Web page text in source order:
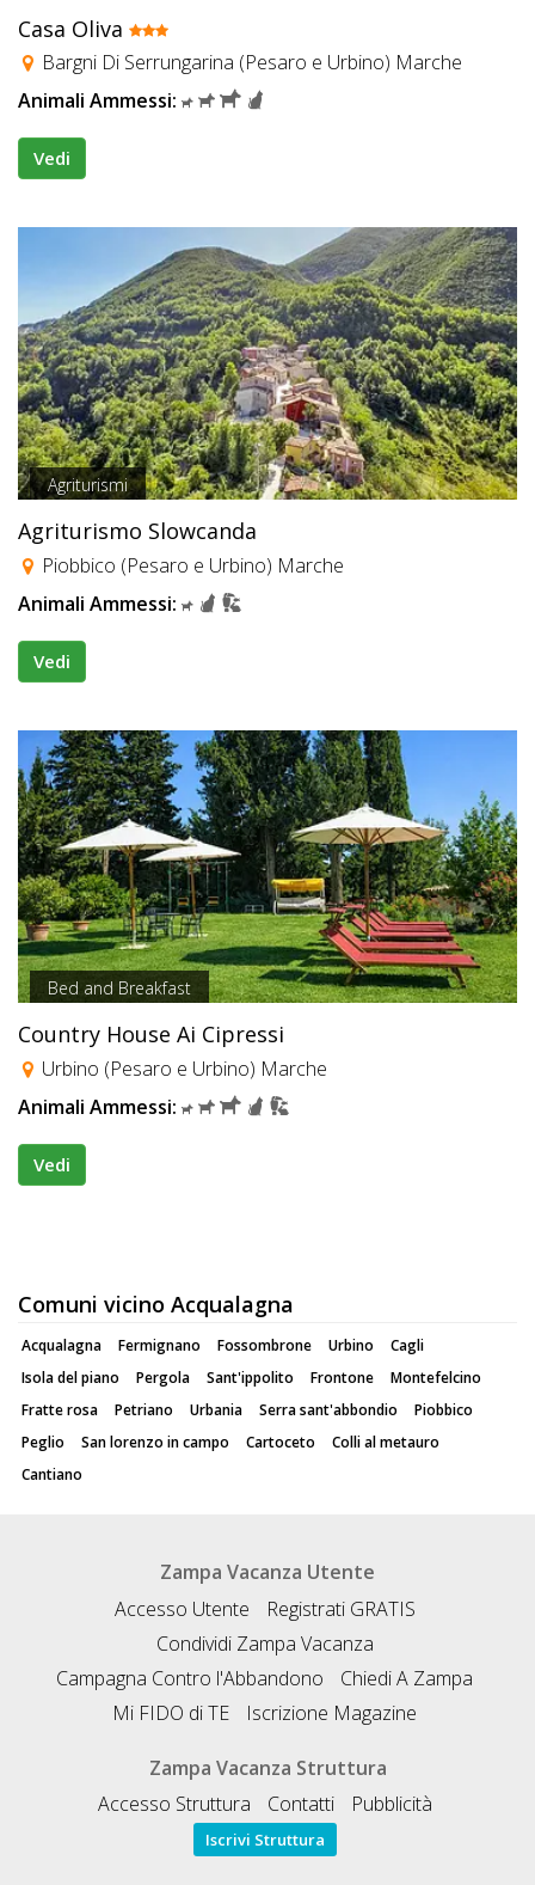
Casa Oliva
Bargni Di Serrungarina (Pesaro e Urbino) Marche
Animali Ammessi:
Vedi
Agriturismi
Agriturismo Slowcanda
Piobbico (Pesaro e Urbino) Marche
Animali Ammessi:
Vedi
Bed and Breakfast
Country House Ai Cipressi
Urbino (Pesaro e Urbino) Marche
Animali Ammessi:
Vedi
Comuni vicino Acqualagna
Acqualagna Fermignano Fossombrone Urbino
Cagli
Isola del piano
Pergola Sant'ippolito Frontone
Montefelcino
Fratte rosa
Petriano Urbania Serra sant'abbondio
Piobbico
Peglio
San lorenzo in campo Cartoceto
Colli al metauro
Cantiano
Zampa Vacanza Utente
Accesso Utente
Registrati GRATIS
Condividi Zampa Vacanza
Campagna Contro l'Abbandono
Chiedi A Zampa
Mi FIDO di TE
Iscrizione Magazine
Zampa Vacanza Struttura
Accesso Struttura
Contatti Pubblicità
Iscrivi Struttura